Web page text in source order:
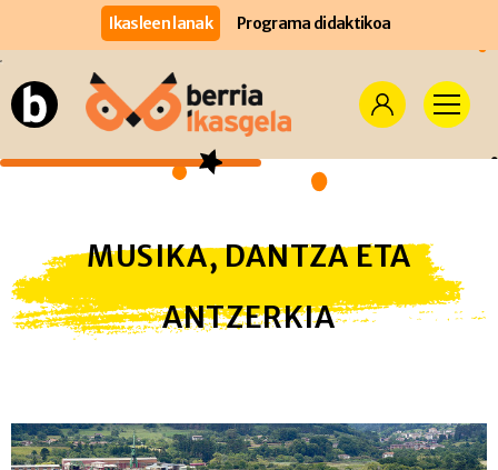
Ikasleen lanak Programa didaktikoa
MUSIKA, DANTZA ETA
ANTZERKIA